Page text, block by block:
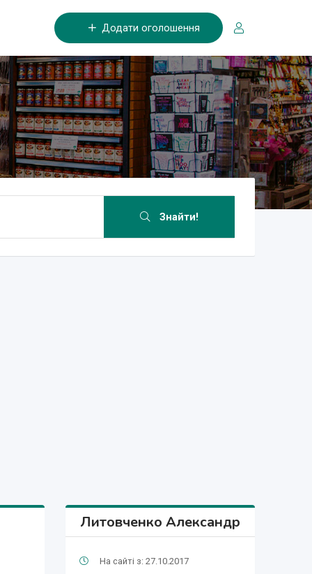
Додати оголошення
Знайти!
Литовченко Александр
На сайті з: 27.10.2017